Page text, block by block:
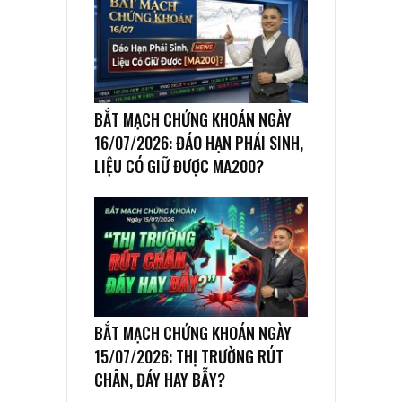
BẮT MẠCH CHỨNG KHOÁN NGÀY
16/07/2026: ĐÁO HẠN PHÁI SINH,
LIỆU CÓ GIỮ ĐƯỢC MA200?
BẮT MẠCH CHỨNG KHOÁN NGÀY
15/07/2026: THỊ TRƯỜNG RÚT
CHÂN, ĐÁY HAY BẪY?